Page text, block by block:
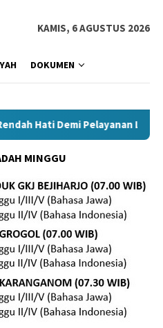
KAMIS, 6 AGUSTUS 2026
DOKUMEN
Demi Pelayanan Lebih Baik
MINGGU